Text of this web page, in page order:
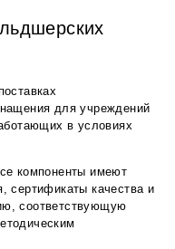
для учреждений
в условиях
компоненты имеют
сертификаты качества и
соответствующую